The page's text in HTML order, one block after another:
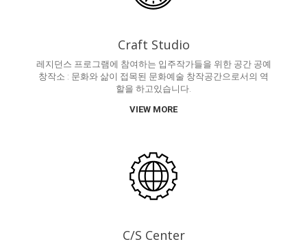
Craft Studio
레지던스 프로그램에 참여하는 입주작가들을 위한 공간 공예
창작소 : 문화와 삶이 접목된 문화예술 창작공간으로서의 역
할을 하고있습니다.
VIEW MORE
C/S Center